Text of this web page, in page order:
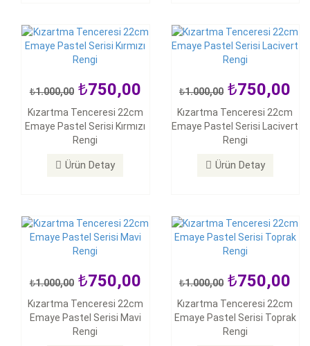
1.000,00 750,00
Kızartma Tenceresi 22cm
Emaye Pastel Serisi Kırmızı
Rengi
Ürün Detay
1.000,00 750,00
Kızartma Tenceresi 22cm
Emaye Pastel Serisi Lacivert
Rengi
Ürün Detay
1.000,00 750,00
Kızartma Tenceresi 22cm
Emaye Pastel Serisi Mavi
Rengi
1.000,00 750,00
Kızartma Tenceresi 22cm
Emaye Pastel Serisi Mavi
Rengi
1.000,00 750,00
Kızartma Tenceresi 22cm
Emaye Pastel Serisi Toprak
Rengi
1.000,00 750,00
Kızartma Tenceresi 22cm
Emaye Pastel Serisi Toprak
Rengi
1.000,00 750,00
Kızartma Tenceresi 22cm
Emaye Pastel Serisi Yeşil
1.899,00 750,00
Emaye 22 Cm Bambum